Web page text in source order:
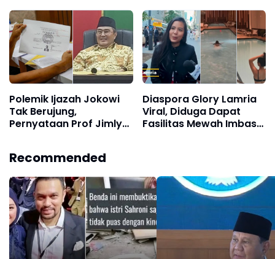
Ijazah Jokowi, PDIP
Bakal Laporkan Kanal
YouTube yang Bikin
Konten Fitnah
"Taruna"
Polemik Ijazah Jokowi
Tak Berujung,
Pernyataan Prof Jimly
Diaspora Glory Lamria
Viral, Diduga Dapat
Fasilitas Mewah Imbas
Recommended